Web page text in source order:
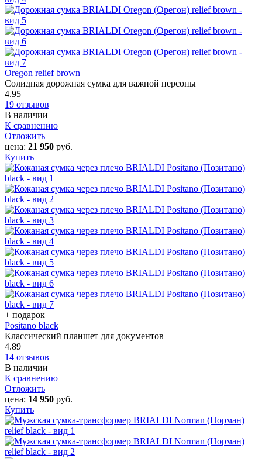
Oregon relief brown
Солидная дорожная сумка для важной персоны
4.95
19 отзывов
В наличии
К сравнению
Отложить
цена: 21 950 руб.
Купить
+ подарок
Positano black
Классический планшет для документов
4.89
14 отзывов
В наличии
К сравнению
Отложить
цена: 14 950 руб.
Купить